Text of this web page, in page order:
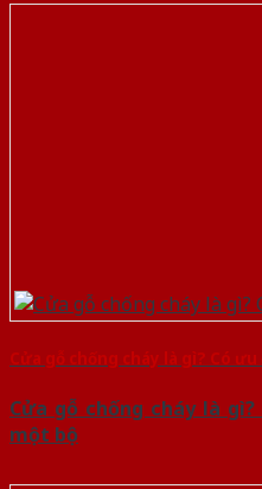
Cửa gỗ chống cháy là gì? Có
Cửa gỗ chống cháy là
một bộ